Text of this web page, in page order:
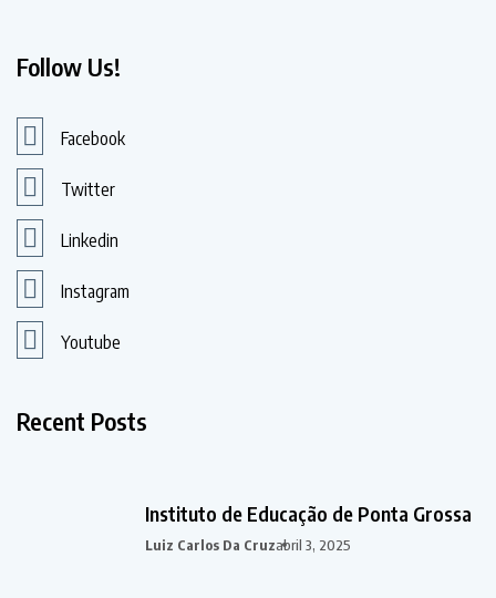
Follow Us!
Facebook
Twitter
Linkedin
Instagram
Youtube
Recent Posts
Instituto de Educação de Ponta Grossa
Luiz Carlos Da Cruzabril 3, 2025